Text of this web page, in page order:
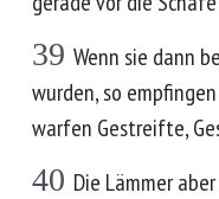
39 Wenn sie dann
wurden, so
warfen Gestreifte,
40 Die Lämmer